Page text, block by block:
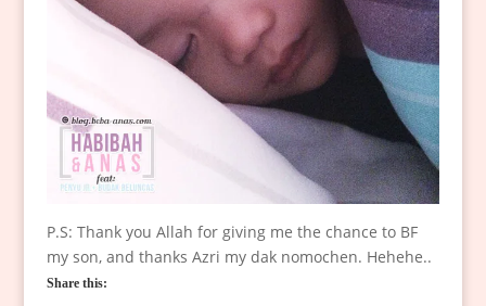
P.S: Thank you Allah for giving me the chance to BF
my son, and thanks Azri my dak nomochen. Hehehe..
Share this: